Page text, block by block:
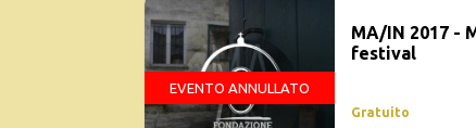
EVENTO ANNULLATO
MA/IN 2017 -
festival
Gratuito